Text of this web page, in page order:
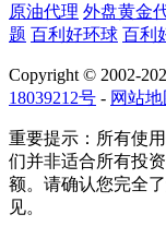
原油代理 外盘黄金
题 百利好环球 百利
Copyright © 2002-
18039212号 - 网站地
重要提示：所有使
们并非适合所有投
额。请确认您完全
见。